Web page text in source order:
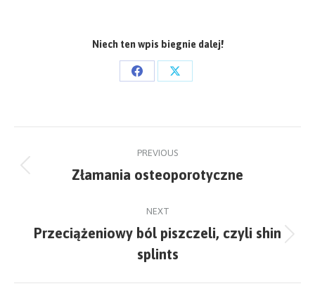
Niech ten wpis biegnie dalej!
Share
Facebook
Share
X
navigation
PREVIOUS
Previous
Złamania osteoporotyczne
NEXT
Next
post:
Przeciążeniowy ból piszczeli, czyli shin
splints